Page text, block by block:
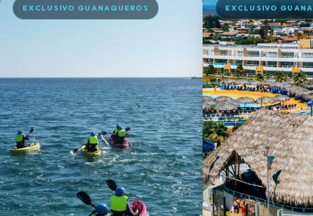
EXCLUSIVO GUANAQUEROS EXCLUSIVO